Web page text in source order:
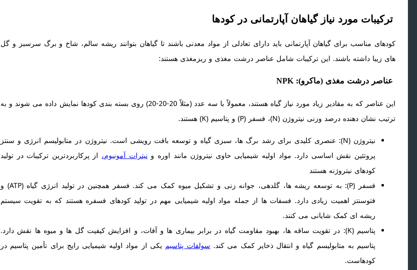
ترکیبات مورد نیاز گیاهان آپارتمانی در کودها
کودهای مناسب برای گیاهان آپارتمانی باید دارای تعادلی از مواد معدنی باشند تا گیاهان بتوانند ریشه سالم، شاخ و برگ سرسبز و گل
های زیبا داشته باشند. این ترکیبات شامل عناصر درشت مغذی و ریزمغذی هستند:
عناصر درشت مغذی (ماکرو): NPK
این عناصر که به مقادیر زیاد مورد نیاز گیاه هستند، معمولاً با سه عدد (مثلاً 20-20-20) روی بسته بندی کودها نمایش داده می شوند و به
ترتیب نشان دهنده درصد وزنی نیتروژن (N)، فسفر (P) و پتاسیم (K) هستند.
نیتروژن (N): عنصری کلیدی برای رشد برگ ها، سبزی گیاه و توسعه بافت رویشی است. نیتروژن در متابولیسم انرژی و سنتز
پروتئین نقش اساسی دارد. مواد اولیه شیمیایی حاوی نیتروژن مانند اوره و نیترات آمونیوم، از پرکاربردترین ترکیبات در تولید
کودهای نیتروژنه هستند
فسفر (P): به توسعه ریشه ها، گلدهی، جوانه زنی و تشکیل میوه کمک می کند. فسفر همچنین در تولید انرژی گیاه (ATP) و
فتوسنتز اهمیت زیادی دارد. فسفات ها از جمله مواد اولیه شیمیایی مهم در تولید کودهای فسفره هستند که به تقویت سیستم
ریشه ای کمک شایانی می کنند.
پتاسیم (K): در تقویت ساقه ها، بهبود مقاومت گیاه در برابر بیماری ها و آفات، و افزایش کیفیت گل ها و میوه ها نقش دارد.
پتاسیم به متابولیسم گیاه و انتقال ذخایر کمک می کند. سولفات پتاسیم یکی از مواد اولیه شیمیایی رایج برای تأمین پتاسیم در
کودهاست.